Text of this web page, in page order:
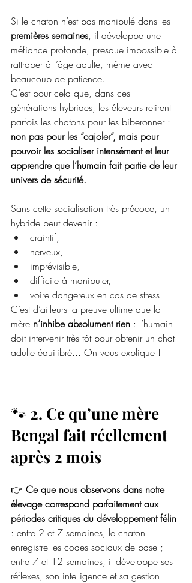
Si le chaton n’est pas manipulé dans les
premières semaines, il développe une
méfiance profonde, presque impossible à
rattraper à l’âge adulte, même avec
beaucoup de patience.
C’est pour cela que, dans ces
générations hybrides, les éleveurs retirent
parfois les chatons pour les biberonner :
non pas pour les “cajoler”, mais pour
pouvoir les socialiser intensément et leur
apprendre que l’humain fait partie de leur
univers de sécurité.
Sans cette socialisation très précoce, un
hybride peut devenir :
craintif,
nerveux,
imprévisible,
difficile à manipuler,
voire dangereux en cas de stress.
C’est d’ailleurs la preuve ultime que la
mère n’inhibe absolument rien : l’humain
doit intervenir très tôt pour obtenir un chat
adulte équilibré... On vous explique !
🐾 2. Ce qu’une mère
Bengal fait réellement
après 2 mois
👉 Ce que nous observons dans notre
élevage correspond parfaitement aux
périodes critiques du développement félin
: entre 2 et 7 semaines, le chaton
enregistre les codes sociaux de base ;
entre 7 et 12 semaines, il développe ses
réflexes, son intelligence et sa gestion